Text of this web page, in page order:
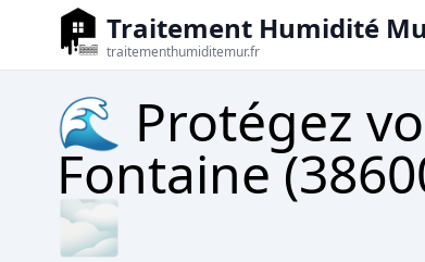
Traitement Humidité
traitementhumiditemur.fr
🌊 Protégez
Fontaine
🌫